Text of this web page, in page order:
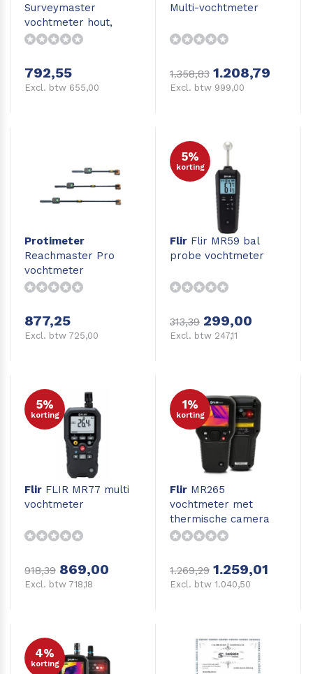
Surveymaster
vochtmeter hout,
beton, vloeren en
792,55
Excl. btw 655,00
Multi-vochtmeter
1.358,83 1.208,79
Excl. btw 999,00
Protimeter
Reachmaster Pro
vochtmeter
877,25
Excl. btw 725,00
5%
korting
Flir Flir MR59 bal
probe vochtmeter
313,39 299,00
Excl. btw 247,11
5%
korting
Flir FLIR MR77 multi
vochtmeter
918,39 869,00
Excl. btw 718,18
1%
korting
Flir MR265
vochtmeter met
thermische camera
1.269,29 1.259,01
Excl. btw 1.040,50
4%
korting